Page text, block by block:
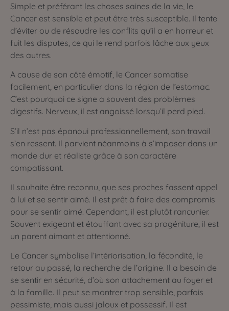
Simple et préférant les choses saines de la vie, le
Cancer est sensible et peut être très susceptible. Il tente
d’éviter ou de résoudre les conflits qu’il a en horreur et
fuit les disputes, ce qui le rend parfois lâche aux yeux
des autres.
À cause de son côté émotif, le Cancer somatise
facilement, en particulier dans la région de l’estomac.
C’est pourquoi ce signe a souvent des problèmes
digestifs. Nerveux, il est angoissé lorsqu’il perd pied.
S’il n’est pas épanoui professionnellement, son travail
s’en ressent. Il parvient néanmoins à s’imposer dans un
monde dur et réaliste grâce à son caractère
compatissant.
Il souhaite être reconnu, que ses proches fassent appel
à lui et se sentir aimé. Il est prêt à faire des compromis
pour se sentir aimé. Cependant, il est plutôt rancunier.
Souvent exigeant et étouffant avec sa progéniture, il est
un parent aimant et attentionné.
Le Cancer symbolise l’intériorisation, la fécondité, le
retour au passé, la recherche de l’origine. Il a besoin de
se sentir en sécurité, d’où son attachement au foyer et
à la famille. Il peut se montrer trop sensible, parfois
pessimiste, mais aussi jaloux et possessif. Il est